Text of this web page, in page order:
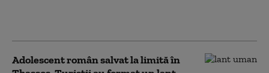
Adolescent român salvat la limită în